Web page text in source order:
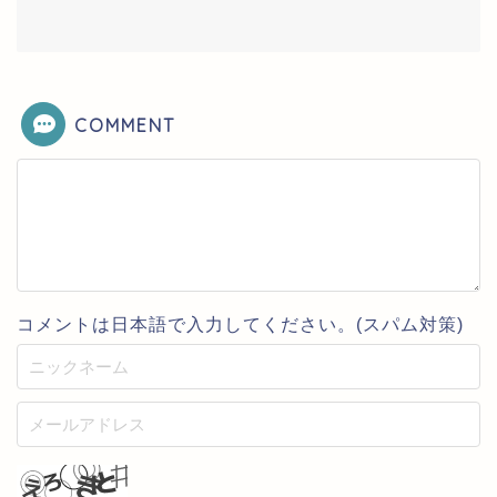
COMMENT
コメントは日本語で入力してください。(スパム対策)